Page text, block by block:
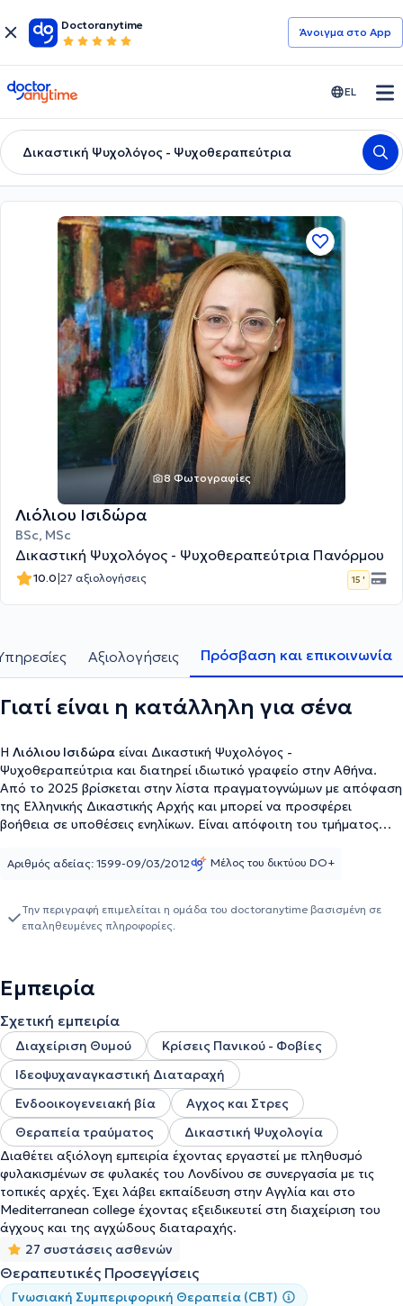
Doctoranytime
Άνοιγμα στο App
doctoranytime EL
Δικαστική Ψυχολόγος - Ψυχοθεραπεύτρια
8 Φωτογραφίες
Λιόλιου Ισιδώρα
BSc, MSc
Δικαστική Ψυχολόγος - Ψυχοθεραπεύτρια Πανόρμου
10.0|27 αξιολογήσεις 15 '
Αξιολογήσεις Πρόσβαση και επικοινωνία
Γιατί είναι η κατάλληλη για σένα
Η Λιόλιου Ισιδώρα είναι Δικαστική Ψυχολόγος -
Ψυχοθεραπεύτρια και διατηρεί ιδιωτικό γραφείο στην Αθήνα.
Από το 2025 βρίσκεται στην λίστα πραγματογνώμων με απόφαση
της Ελληνικής Δικαστικής Αρχής και μπορεί να προσφέρει
βοήθεια σε υποθέσεις ενηλίκων. Είναι απόφοιτη του τμήματος
Πολιτικών Επιστημών με μεταπτυχιακές σπουδές στη Δικαστική
αρκετές δομές και οργανισμούς στην Ελλάδα και το εξωτερικό
και εργάστηκε ως Ψυχοθεραπεύτρια και βοηθός ψυχολόγου σε
Ελλάδα, Γερμανία και Αγγλία, παρέχοντας υποστήριξη και
βοήθεια στις ευάλωτες αυτές ομάδες. Η ψυχοθεραπευτική
μέθοδος που χρησιμοποιείται είναι η Γνωσιακή Συμπεριφορική
Θεραπεία (Cognitive Behavioral Therapy, CBT). Οι συνεδρίες
μπορούν να διεξαχθούν και στα αγγλικά. Sessions can also be
held in English.
Αριθμός αδείας: 1599-09/03/2012 Μέλος του δικτύου DO+
Την περιγραφή επιμελείται η ομάδα του doctoranytime βασισμένη σε
επαληθευμένες πληροφορίες.
Εμπειρία
Σχετική εμπειρία
Διαχείριση Θυμού
Κρίσεις Πανικού - Φοβίες
Ιδεοψυχαναγκαστική Διαταραχή
Ενδοοικογενειακή βία
Αγχος και Στρες
Θεραπεία τραύματος
Δικαστική Ψυχολογία
Διαθέτει αξιόλογη εμπειρία έχοντας εργαστεί με πληθυσμό
φυλακισμένων σε φυλακές του Λονδίνου σε συνεργασία με τις
τοπικές αρχές. Έχει λάβει εκπαίδευση στην Αγγλία και στο
Mediterranean college έχοντας εξειδικευτεί στη διαχείριση του
άγχους και της αγχώδους διαταραχής.
27 συστάσεις ασθενών
Θεραπευτικές Προσεγγίσεις
Γνωσιακή Συμπεριφορική Θεραπεία (CBT)